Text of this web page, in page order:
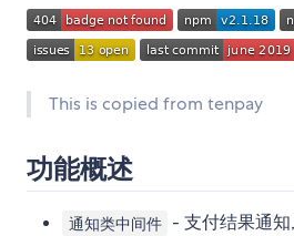
This is copied from tenpay
功能概述
通知类中间件 - 支付结果通